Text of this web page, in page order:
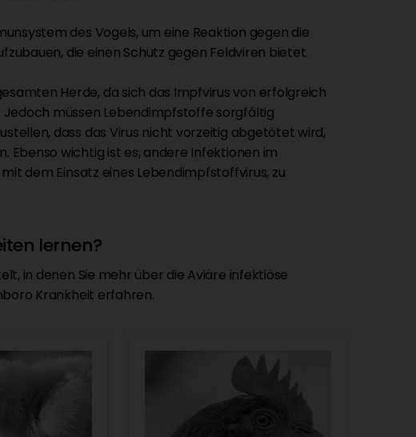
des Vogels, um eine Reaktion gegen die
die einen Schutz gegen Feldviren bietet.
Herde, da sich das Impfvirus von erfolgreich
müssen Lebendimpfstoffe sorgfältig
dass das Virus nicht vorzeitig abgetötet wird,
Ebenso wichtig ist es, andere Infektionen im
dem Einsatz eines Lebendimpfstoffvirus, zu
lernen?
in denen Sie mehr über die Aviäre infektiöse
Krankheit erfahren.